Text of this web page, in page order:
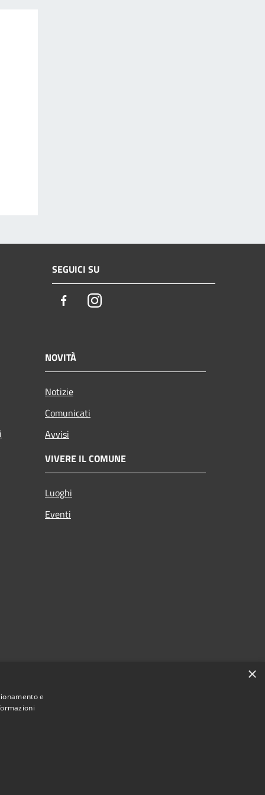
SEGUICI SU
FacebookInstagram
NOVITÀ
Notizie
Comunicati
Avvisi
VIVERE IL COMUNE
Luoghi
Eventi
×
e